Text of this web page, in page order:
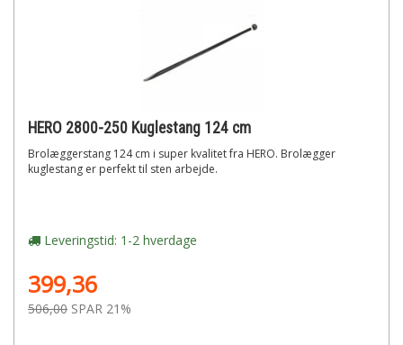
HERO 2800-250 Kuglestang 124 cm
Brolæggerstang 124 cm i super kvalitet fra HERO. Brolægger
kuglestang er perfekt til sten arbejde.
Leveringstid: 1-2 hverdage
399,36
506,00 SPAR 21%